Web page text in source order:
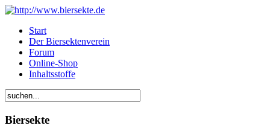
Start
Der Biersektenverein
Forum
Online-Shop
Inhaltsstoffe
Biersekte